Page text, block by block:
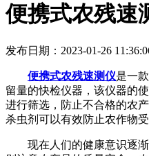
便携式农残速
发布日期：2023-01-26
便携式农残速测仪是一
留量的快检仪器，该仪器的
进行筛选，防止不合格的农
杀虫剂可以有效防止农作物
现在人们的健康意识逐渐